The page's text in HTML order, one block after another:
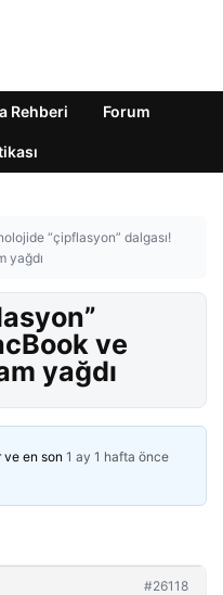
Rehberi Forum
“çipflasyon” dalgası!
yağdı
ve
yağdı
ve en son 1 ay 1 hafta önce
#26118